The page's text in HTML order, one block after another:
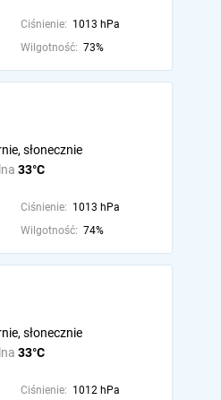
Ciśnienie: 1013 hPa
Wilgotność: 73%
33°C
słonecznie
Ciśnienie: 1013 hPa
Wilgotność: 74%
33°C
słonecznie
Ciśnienie: 1012 hPa